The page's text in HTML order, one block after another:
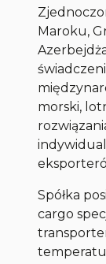
Maroku,
morski,
Spółka
cargo